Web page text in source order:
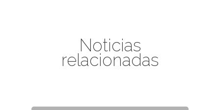
Noticias
relacionadas